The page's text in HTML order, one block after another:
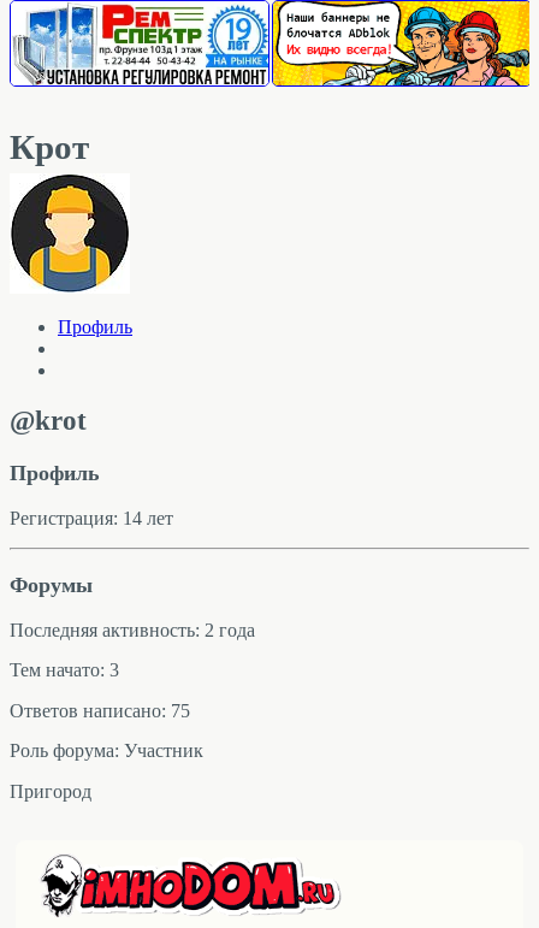
Крот
Профиль
@krot
Профиль
Регистрация: 14 лет
Форумы
Последняя активность: 2 года
Тем начато: 3
Ответов написано: 75
Роль форума: Участник
Пригород